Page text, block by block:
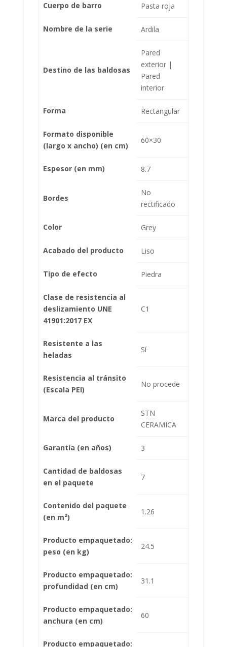
Cuerpo de barro Pasta roja
Nombre de la serie Ardila
Destino de las baldosas
Pared
exterior |
Pared
interior
Forma Rectangular
Formato disponible
(largo x ancho) (en cm)
60×30
Espesor (en mm) 8.7
Bordes
No
rectificado
Color Grey
Acabado del producto Liso
Tipo de efecto Piedra
Clase de resistencia al
deslizamiento UNE
41901:2017 EX
C1
Resistente a las
heladas
Sí
Resistencia al tránsito
(Escala PEI)
No procede
Marca del producto
STN
CERAMICA
Garantía (en años) 3
Cantidad de baldosas
en el paquete
7
Contenido del paquete
(en m²)
1.26
Producto empaquetado:
peso (en kg)
24.5
Producto empaquetado:
profundidad (en cm)
31.1
Producto empaquetado:
anchura (en cm)
60
Producto empaquetado: